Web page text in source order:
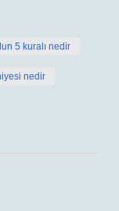
5 kuralı nedir
nedir